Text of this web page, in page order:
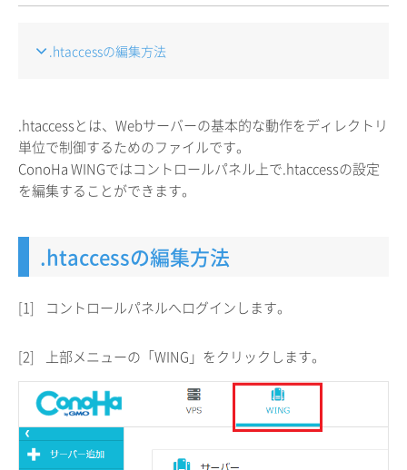
.htaccessの編集方法
.htaccessとは、Webサーバーの基本的な動作をディレクトリ
単位で制御するためのファイルです。
ConoHa WINGではコントロールパネル上で.htaccessの設定
を編集することができます。
.htaccessの編集方法
[1] コントロールパネルへログインします。
[2] 上部メニューの「WING」をクリックします。